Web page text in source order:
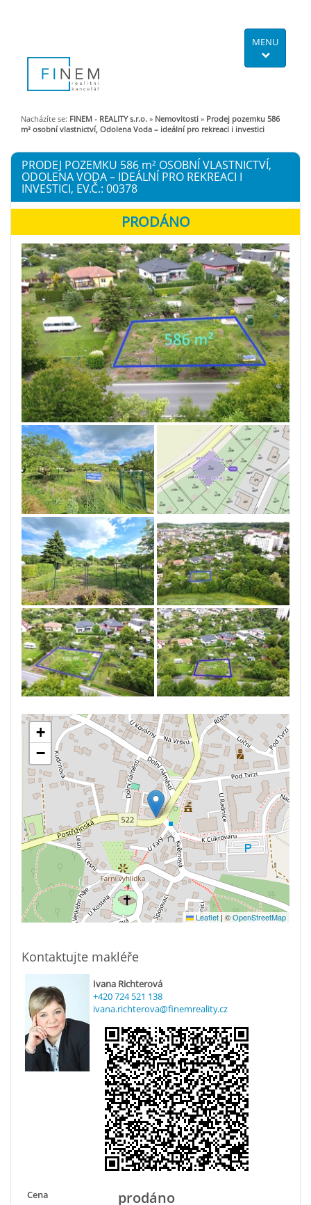
MENU
Nacházíte se: FINEM - REALITY s.r.o. » Nemovitosti » Prodej pozemku 586
m² osobní vlastnictví, Odolena Voda – ideální pro rekreaci i investici
PRODEJ POZEMKU 586 m² OSOBNÍ VLASTNICTVÍ,
ODOLENA VODA – IDEÁLNÍ PRO REKREACI I
INVESTICI, EV.Č.: 00378
+
−
Leaflet | ©OpenStreetMap
Kontaktujte makléře
Ivana Richterová
+420 724 521 138
ivana.richterova@finemreality.cz
Cena prodáno